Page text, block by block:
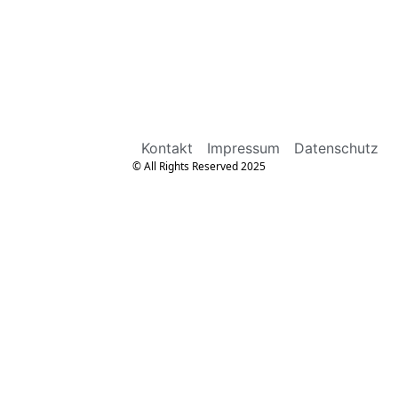
Kontakt Impressum Datenschutz
© All Rights Reserved 2025